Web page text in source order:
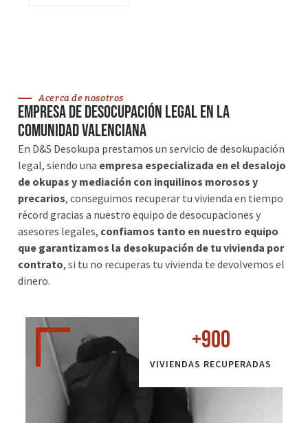
Acerca de nosotros
Empresa de desocupación legal en la
Comunidad Valenciana
En D&S Desokupa prestamos un servicio de desokupación
legal, siendo una empresa especializada en el desalojo
de okupas y mediación con inquilinos morosos y
precarios, conseguimos recuperar tu vivienda en tiempo
récord gracias a nuestro equipo de desocupaciones y
asesores legales, confiamos tanto en nuestro equipo
que garantizamos la desokupación de tu vivienda por
contrato, si tu no recuperas tu vivienda te devolvemos el
dinero.
VIVIENDAS RECUPERADAS
+900